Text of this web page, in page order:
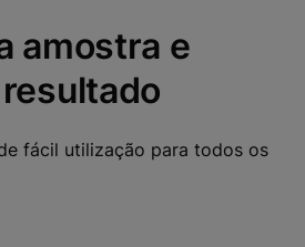
amostra e
fácil utilização para todos os